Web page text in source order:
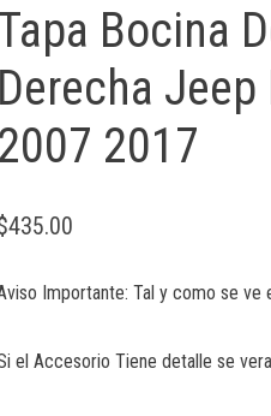
Bocina
Derecha
2007 2017
435.00
Importante: Tal y como se ve
el Accesorio Tiene detalle se